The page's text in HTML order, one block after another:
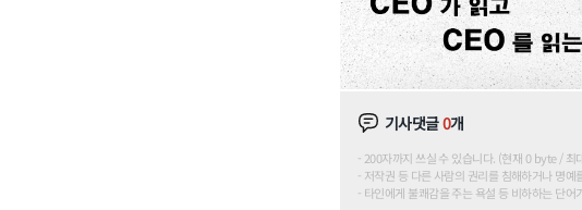
기사댓글0개
200자까지 쓰실 수 있습니다. (현재 0 byte / 최
저작권 등 다른 사람의 권리를 침해하거나 명
타인에게 불쾌감을 주는 욕설 등 비하하는 단